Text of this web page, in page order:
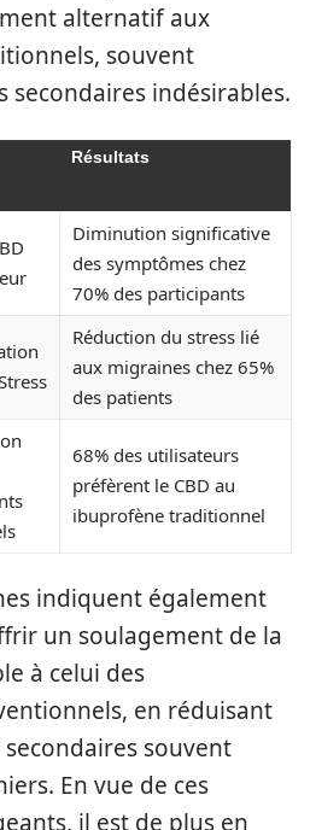
alternatif aux
souvent
secondaires indésirables.
Résultats
Diminution significative
des symptômes chez
70% des participants
Réduction du stress lié
aux migraines chez 65%
des patients
68% des utilisateurs
préfèrent le CBD au
ibuprofène traditionnel
indiquent également
un soulagement de la
à celui des
en réduisant
secondaires souvent
En vue de ces
il est de plus en